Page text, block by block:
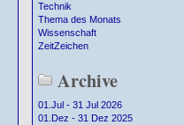
Technik
Thema des Monats
Wissenschaft
ZeitZeichen
Archive
01.Jul - 31 Jul 2026
01.Dez - 31 Dez 2025